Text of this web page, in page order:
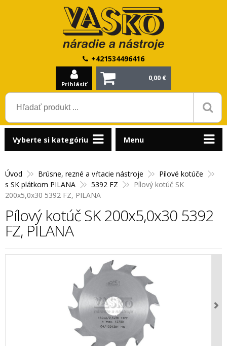
+421534496416
Prihlásiť
0,00 €
Úvod Brúsne, rezné a vŕtacie nástroje
Pílové kotúče
s SK plátkom PILANA
5392 FZ
Pílový kotúč SK
200x5,0x30 5392 FZ, PILANA
Pílový kotúč SK 200x5,0x30 5392
FZ, PILANA
Vyberte si kategóriu Menu